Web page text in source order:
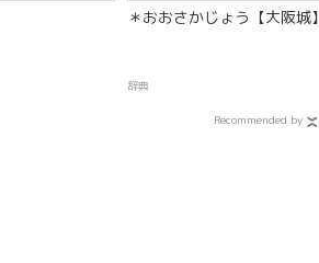
＊おおさかじょう【大阪城】
辞典
Recommended by